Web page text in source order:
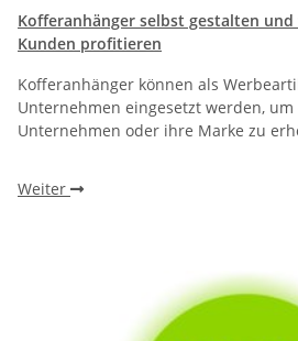
Kofferanhänger selbst gestalten
Kunden profitieren
Kofferanhänger können als
Unternehmen eingesetzt werden,
Unternehmen oder ihre Marke zu
Weiter